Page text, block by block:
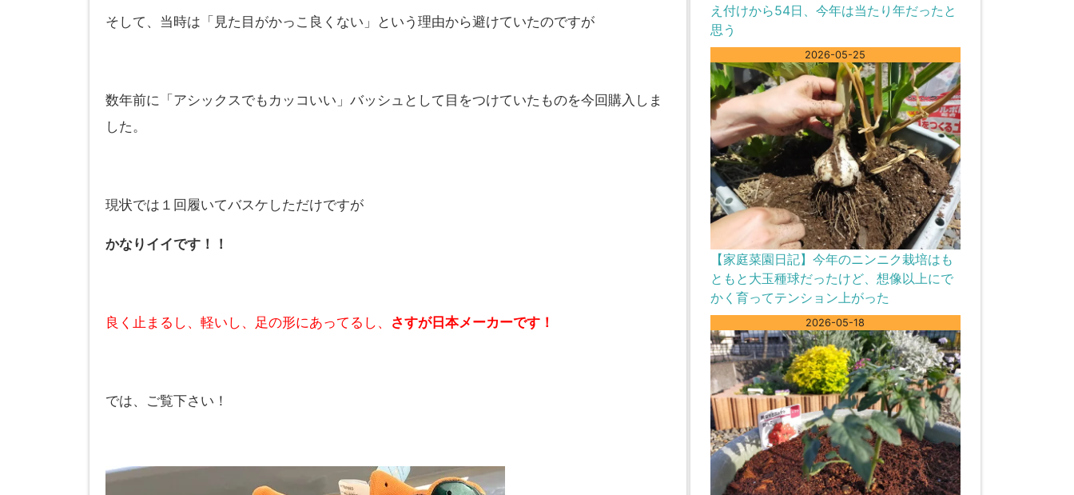
そして、当時は「見た目がかっこ良くない」という理由から避けていたのですが
数年前に「アシックスでもカッコいい」バッシュとして目をつけていたものを今回購入しま
した。
現状では１回履いてバスケしただけですが
かなりイイです！！
良く止まるし、軽いし、足の形にあってるし、 さすが日本メーカーです！
では、ご覧下さい！
え付けから54日、今年は当たり年だったと
思う
2026-05-25
【家庭菜園日記】今年のニンニク栽培はも
ともと大玉種球だったけど、想像以上にで
かく育ってテンション上がった
2026-05-18